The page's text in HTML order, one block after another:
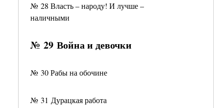
№ 28 Власть – народу! И лучше –
наличными
№ 29 Война и девочки
№ 30 Рабы на обочине
№ 31 Дурацкая работа